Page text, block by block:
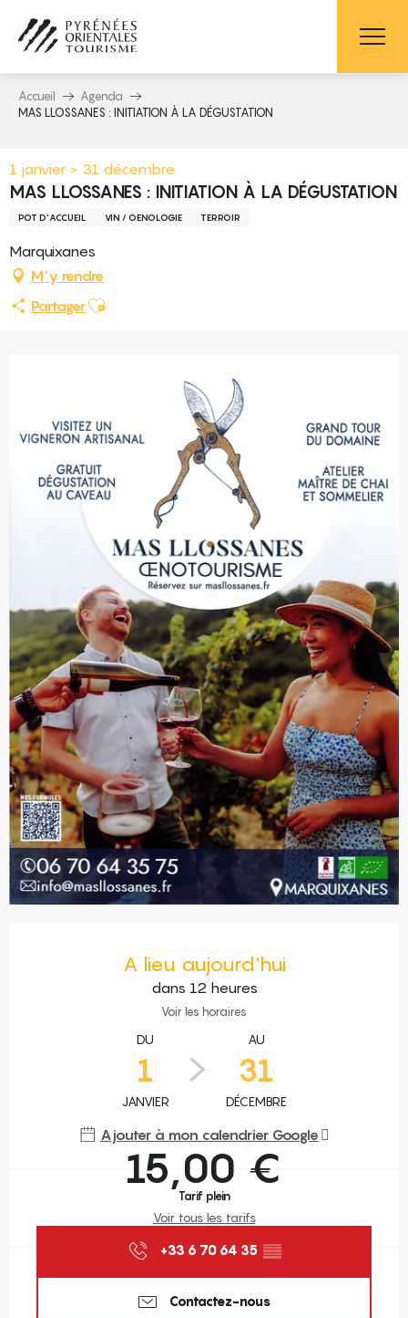
contenu
principal
Accueil
Agenda
MAS LLOSSANES : INITIATION À LA DÉGUSTATION
1 janvier > 31 décembre
MAS LLOSSANES : INITIATION À LA DÉGUSTATION
POT D'ACCUEIL VIN / OENOLOGIE TERROIR
Marquixanes
M'y rendre
PartagerAjouter aux favoris
A lieu aujourd'hui
dans 12 heures
Voir les horaires
DU
1
JANVIER
AU
31
DÉCEMBRE
Ajouter à mon calendrier Google
15,00 €
Tarif plein
Voir tous les tarifs
+33 6 70 64 35 ▒▒
Contactez-nous